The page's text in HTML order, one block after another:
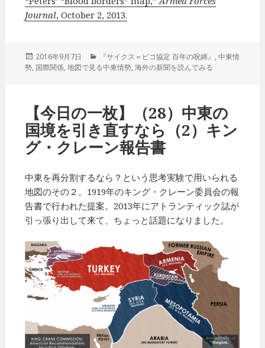
Journal, October 2, 2013.
投
稿
2016年9月7日
カ
テ
『サイクス＝ピコ協定 百年の呪縛』 ,中東情
勢, 国際関係,地図で見る中東情勢,海外の新聞を読んでみる
【今日の一枚】（28）中東の
国境を引き直すなら（2）キン
グ・クレーン報告書
中東を再分割するなら？という思考実験で用いられる
地図のその２。1919年のキング・クレーン委員会の報
告書で行われた提案。2013年にアトランティック誌が
引っ張り出して来て、ちょっと話題になりました。